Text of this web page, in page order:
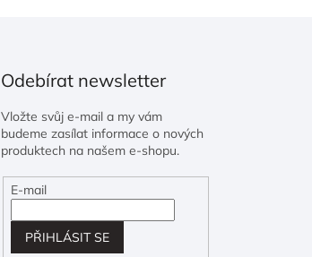
Odebírat newsletter
Vložte svůj e-mail a my vám
budeme zasílat informace o nových
produktech na našem e-shopu.
E-mail
PŘIHLÁSIT SE